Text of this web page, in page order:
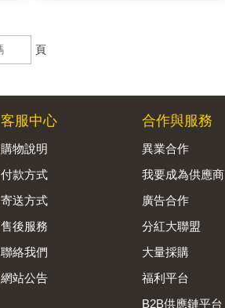
頁
客服中心
購物說明
付款方式
寄送方式
售後服務
聯絡我們
網站公告
合作與服務
異業合作
我要成為供應商
廣告合作
分紅大聯盟
大量採購
福利平台
B2B供應鏈平台